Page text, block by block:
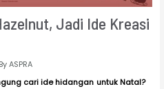
Jadi Ide Kreasi
ASPRA
cari ide hidangan untuk Natal?